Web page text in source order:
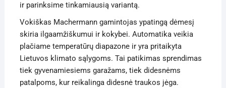
ir parinksime tinkamiausią variantą.
Vokiškas Machermann gamintojas ypatingą dėmesį
skiria ilgaamžiškumui ir kokybei. Automatika veikia
plačiame temperatūrų diapazone ir yra pritaikyta
Lietuvos klimato sąlygoms. Tai patikimas sprendimas
tiek gyvenamiesiems garažams, tiek didesnėms
patalpoms, kur reikalinga didesnė traukos jėga.